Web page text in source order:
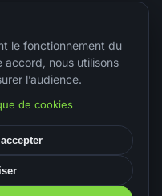
le fonctionnement du
accord, nous utilisons
l’audience.
de cookies